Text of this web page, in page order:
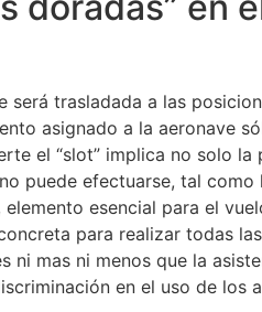
trasladada a las
asignado a la aeronave
el “slot” implica no solo
puede efectuarse, tal
esencial para el
para realizar todas
ni mas ni menos que la
en el uso de los